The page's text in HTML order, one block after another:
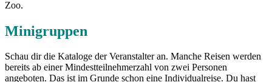
Zoo.
Minigruppen
Schau dir die Kataloge der Veranstalter an. Manche Reisen werden
bereits ab einer Mindestteilnehmerzahl von zwei Personen
angeboten. Das ist im Grunde schon eine Individualreise. Du hast